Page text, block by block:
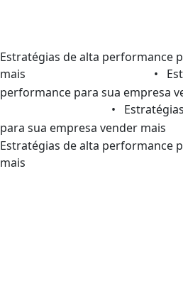
Estratégias de alta performance
mais
•
performance para sua empresa
• Estratégias
para sua empresa vender mais
Estratégias de alta performance
mais